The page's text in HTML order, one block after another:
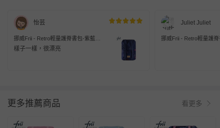
怡芸
挪威Frii - Retro輕量護脊書包-紫藍
(30L)
樣子一樣，很漂亮
Juliet Juliet
挪威Frii - Retro輕量護
更多推薦商品 看更多